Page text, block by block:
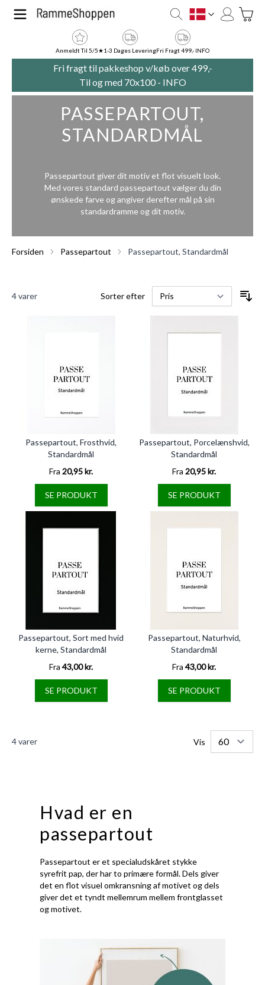
Skip to Content
DK
Anmeldt Til 5/5★1-3 Dages LeveringFri Fragt 499,- INFO
Fri fragt til pakkeshop v/køb over 499,-
Til og med 70x100 - INFO
PASSEPARTOUT,
STANDARDMÅL
Passepartout giver dit motiv et flot visuelt look.
Med vores standard passepartout vælger du din
ønskede farve og angiver derefter mål på sin
standardramme og dit motiv.
Forsiden Passepartout Passepartout, Standardmål
4varer Sorter efter
Passepartout, Frosthvid,
Standardmål
Fra 20,95 kr.
SE PRODUKT
Passepartout, Porcelænshvid,
Standardmål
Fra 20,95 kr.
SE PRODUKT
Passepartout, Sort med hvid
kerne, Standardmål
Fra 43,00 kr.
SE PRODUKT
Passepartout, Naturhvid,
Standardmål
Fra 43,00 kr.
SE PRODUKT
4varer Vis
Hvad er en
passepartout
Passepartout er et specialudskåret stykke
syrefrit pap, der har to primære formål. Dels giver
det en flot visuel omkransning af motivet og dels
giver det et tyndt mellemrum mellem frontglasset
og motivet.